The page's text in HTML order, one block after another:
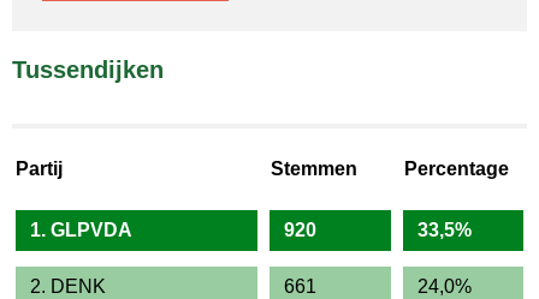
Tussendijken
Partij Stemmen Percentage
1. GLPVDA 920 33,5%
2. DENK 661 24,0%